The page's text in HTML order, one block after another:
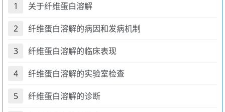
1 关于纤维蛋白溶解
2 纤维蛋白溶解的病因和发病机制
3 纤维蛋白溶解的临床表现
4 纤维蛋白溶解的实验室检查
5 纤维蛋白溶解的诊断